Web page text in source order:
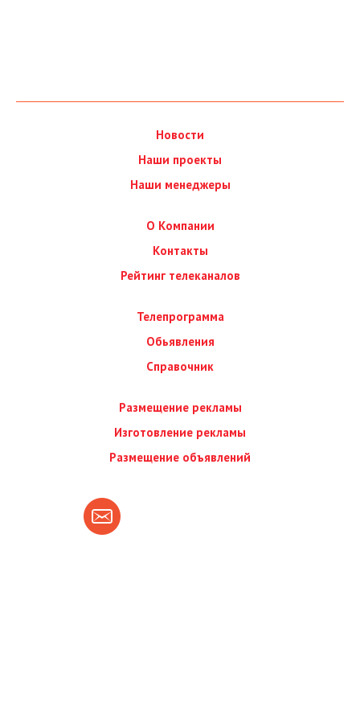
Новости
Наши проекты
Наши менеджеры
О Компании
Контакты
Рейтинг телеканалов
Телепрограмма
Обьявления
Справочник
Размещение рекламы
Изготовление рекламы
Размещение объявлений